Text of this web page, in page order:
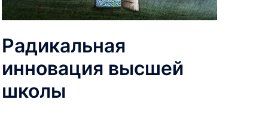
Радикальная
инновация высшей
школы